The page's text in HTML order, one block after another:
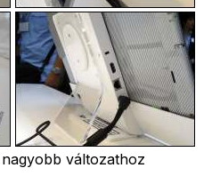
változathoz